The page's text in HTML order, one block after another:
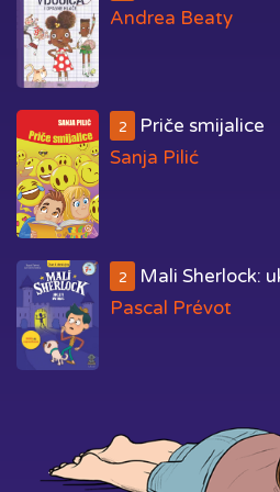
Andrea Beaty
2
Priče smijalice
Sanja Pilić
2
Mali Sherlock:
Pascal Prévot